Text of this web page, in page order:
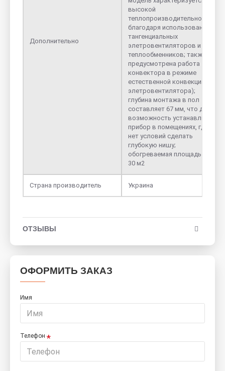
ОФОРМИТЬ ЗАКАЗ
Имя
Телефон
Дополнительно
высокой
теплопроизводительностью,
благодаря использованию
тангенциальных
элетровентиляторов и двух
теплообменников; также
предусмотрена работа
конвектора в режиме
естественной конвекции (без
элетровентилятора);
глубина монтажа в пол
составляет 67 мм, что дает
возможность устанавливать
прибор в помещениях, где
нет условий сделать
глубокую нишу;
обогреваемая площадь - 25-
30 м2
Страна производитель Украина
ОТЗЫВЫ